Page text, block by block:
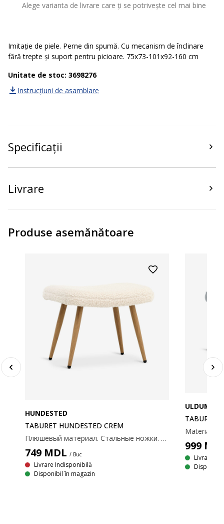
Alege varianta de livrare care ți se potrivește cel mai bine
Imitație de piele. Perne din spumă. Cu mecanism de înclinare
fără trepte și suport pentru picioare. 75x73-101x92-160 cm
Unitate de stoc: 3698276
Instrucțiuni de asamblare
Specificații
Livrare
Produse asemănătoare
HUNDESTED
TABURET HUNDESTED CREM
Плюшевый материал. Стальные ножки. Размеры: 53х41х37 см.
749MDL / Buc
Livrare Indisponibilă
Disponibil în magazin
ULDUM
TABURET
999
Livrare
Disponibil